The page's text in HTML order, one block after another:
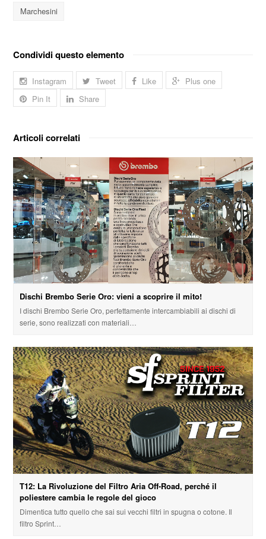
Marchesini
Condividi questo elemento
Instagram Tweet Like
Plus one
Pin It
Share
Articoli correlati
Dischi Brembo Serie Oro: vieni a scoprire il mito!
I dischi Brembo Serie Oro, perfettamente intercambiabili ai dischi di
serie, sono realizzati con materiali…
T12: La Rivoluzione del Filtro Aria Off-Road, perché il
poliestere cambia le regole del gioco
Dimentica tutto quello che sai sui vecchi filtri in spugna o cotone. Il
filtro Sprint…